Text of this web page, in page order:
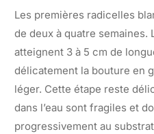
Les premières radicelles
de deux à quatre semaines.
atteignent 3 à 5 cm de
délicatement la bouture en
léger. Cette étape reste
dans l’eau sont fragiles et
progressivement au